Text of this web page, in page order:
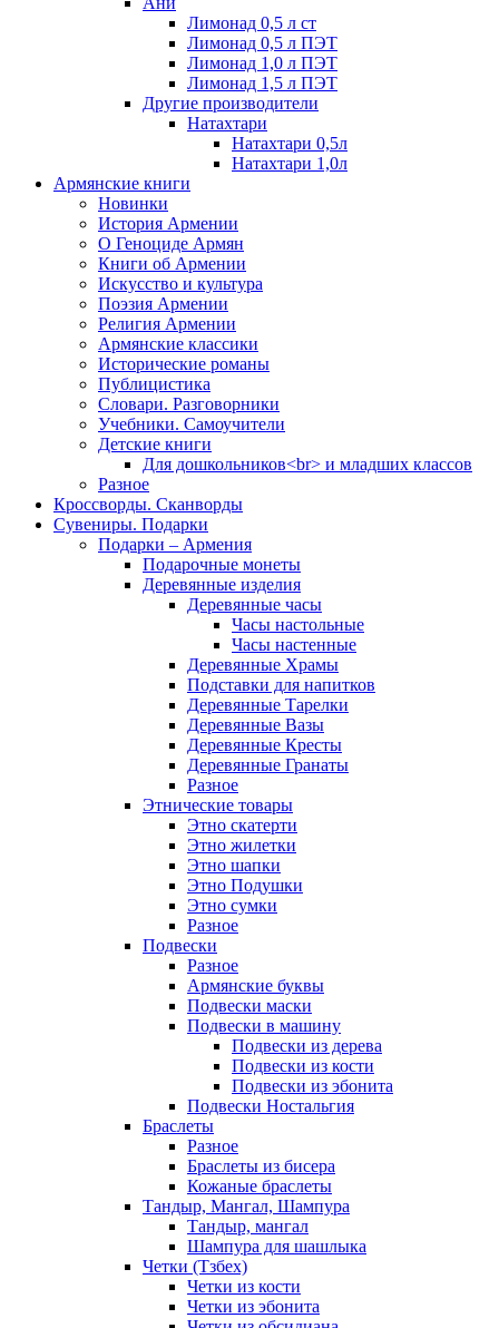
Лимонад 0,5 л ст
Лимонад 0,5 л ПЭТ
Лимонад 1,0 л ПЭТ
Лимонад 1,5 л ПЭТ
Другие производители
Натахтари
Натахтари 0,5л
Натахтари 1,0л
Армянские книги
Новинки
История Армении
О Геноциде Армян
Книги об Армении
Иcкусство и культура
Поэзия Армении
Религия Армении
Армянские классики
Исторические романы
Публицистика
Словари. Разговорники
Учебники. Самоучители
Детские книги
Для дошкольников<br> и младших классов
Разное
Кроссворды. Сканворды
Сувениры. Подарки
Подарки – Армения
Подарочные монеты
Деревянные изделия
Деревянные часы
Часы настольные
Часы настенные
Деревянные Храмы
Подставки для напитков
Деревянные Тарелки
Деревянные Вазы
Деревянные Кресты
Деревянные Гранаты
Разное
Этнические товары
Этно скатерти
Этно жилетки
Этно шапки
Этно Подушки
Этно сумки
Разное
Подвески
Разное
Армянские буквы
Подвески маски
Подвески в машину
Подвески из дерева
Подвески из кости
Подвески из эбонита
Подвески Ностальгия
Браслеты
Разное
Браслеты из бисера
Кожаные браслеты
Тандыр, Мангал, Шампура
Тандыр, мангал
Шампура для шашлыка
Четки (Тзбех)
Четки из кости
Четки из эбонита